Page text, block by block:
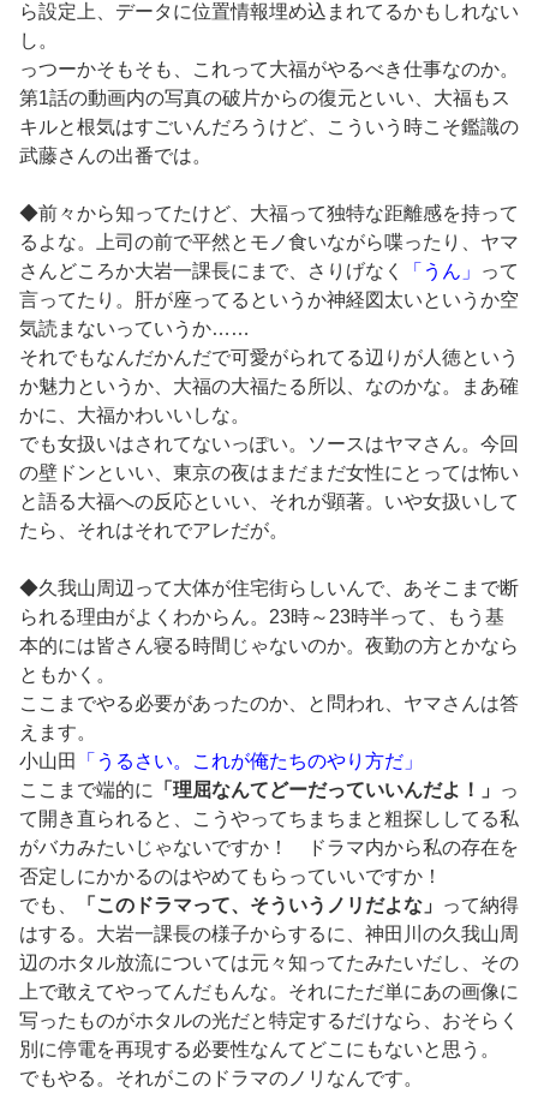
ら設定上、データに位置情報埋め込まれてるかもしれない
し。
っつーかそもそも、これって大福がやるべき仕事なのか。
第1話の動画内の写真の破片からの復元といい、大福もス
キルと根気はすごいんだろうけど、こういう時こそ鑑識の
武藤さんの出番では。
◆前々から知ってたけど、大福って独特な距離感を持って
るよな。上司の前で平然とモノ食いながら喋ったり、ヤマ
さんどころか大岩一課長にまで、さりげなく
「うん」
って
言ってたり。肝が座ってるというか神経図太いというか空
気読まないっていうか……
それでもなんだかんだで可愛がられてる辺りが人徳という
か魅力というか、大福の大福たる所以、なのかな。まあ確
かに、大福かわいいしな。
でも女扱いはされてないっぽい。ソースはヤマさん。今回
の壁ドンといい、東京の夜はまだまだ女性にとっては怖い
と語る大福への反応といい、それが顕著。いや女扱いして
たら、それはそれでアレだが。
◆久我山周辺って大体が住宅街らしいんで、あそこまで断
られる理由がよくわからん。23時～23時半って、もう基
本的には皆さん寝る時間じゃないのか。夜勤の方とかなら
ともかく。
ここまでやる必要があったのか、と問われ、ヤマさんは答
えます。
小山田
「うるさい。これが俺たちのやり方だ」
ここまで端的に
「理屈なんてどーだっていいんだよ！」
っ
て開き直られると、こうやってちまちまと粗探ししてる私
がバカみたいじゃないですか！ ドラマ内から私の存在を
否定しにかかるのはやめてもらっていいですか！
でも、
「このドラマって、そういうノリだよな」
って納得
はする。大岩一課長の様子からするに、神田川の久我山周
辺のホタル放流については元々知ってたみたいだし、その
上で敢えてやってんだもんな。それにただ単にあの画像に
写ったものがホタルの光だと特定するだけなら、おそらく
別に停電を再現する必要性なんてどこにもないと思う。
でもやる。それがこのドラマのノリなんです。